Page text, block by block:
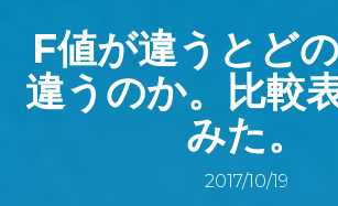
F値が違うとど
違うのか。比較
みた。
2017/10/19